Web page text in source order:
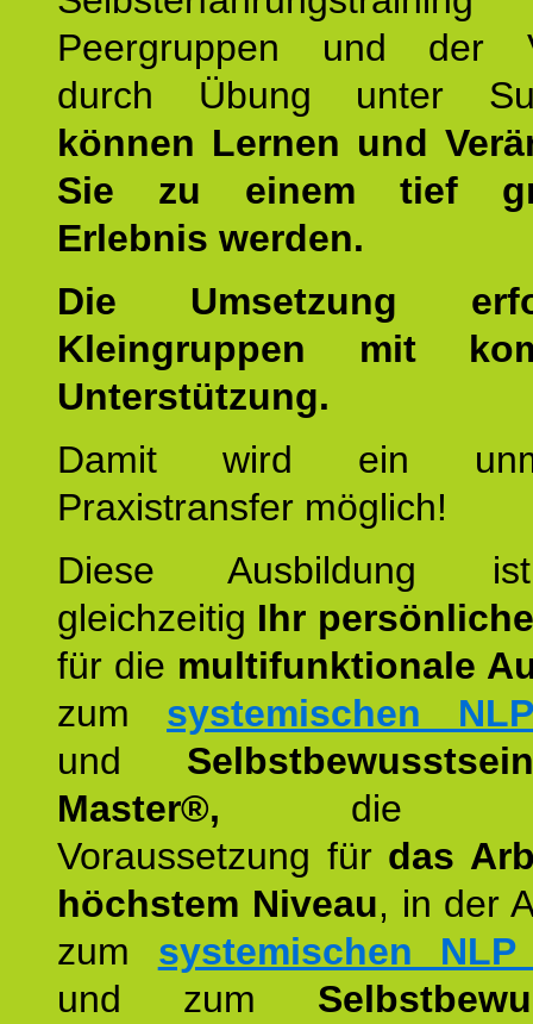
Peergruppen und der
durch Übung unter
können Lernen und
Sie zu einem tief
Erlebnis werden.
Die Umsetzung
Kleingruppen mit
Unterstützung.
Damit wird ein
Praxistransfer möglich!
Diese Ausbildung
gleichzeitig Ihr
für die multifunktionale
zum systemischen
und
Master®, die
Voraussetzung für das
höchstem Niveau, in der
zum systemischen
und zum